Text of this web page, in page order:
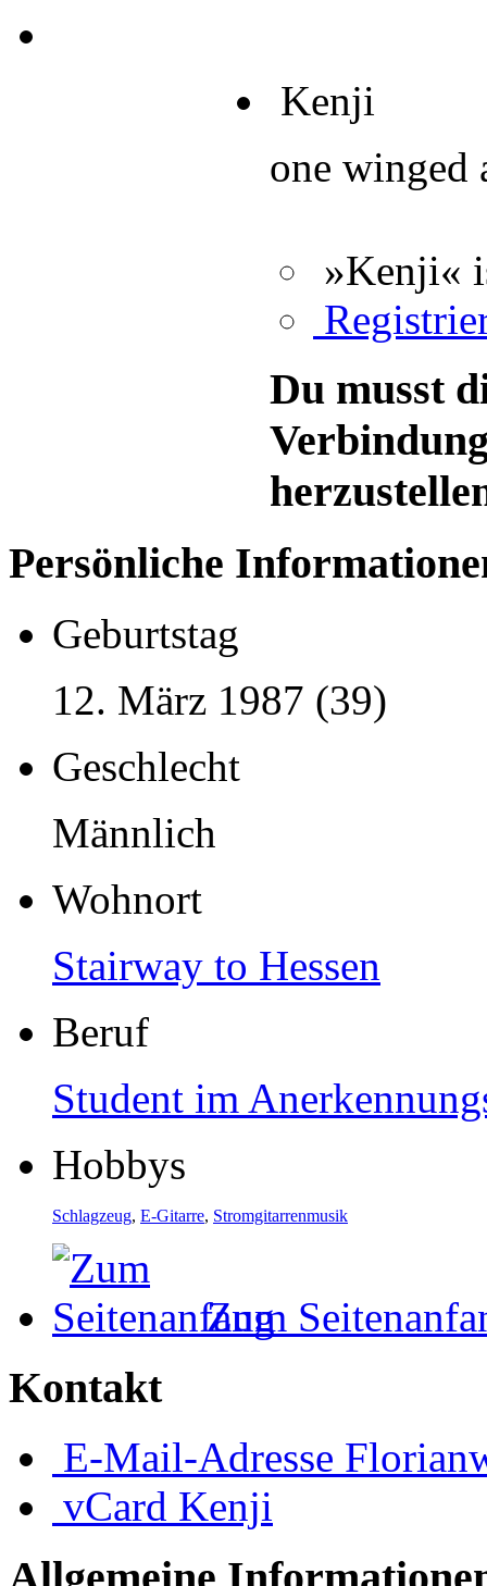
Kenji
one winged
»Kenji«
Du musst
Persönliche
Geburtstag
12. März 1987 (39)
Geschlecht
Männlich
Wohnort
Stairway to Hessen
Beruf
Student im
Hobbys
Schlagzeug, E-Gitarre, Stromgitarrenmusik
Zum
Kontakt
E-Mail-Adresse
vCard Kenji